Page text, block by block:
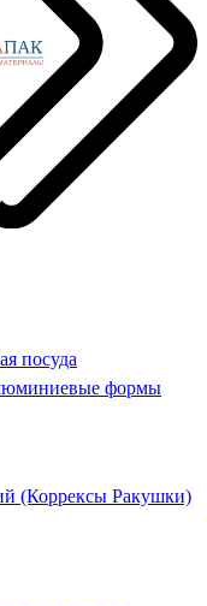
посуда
формы
(Коррексы Ракушки)